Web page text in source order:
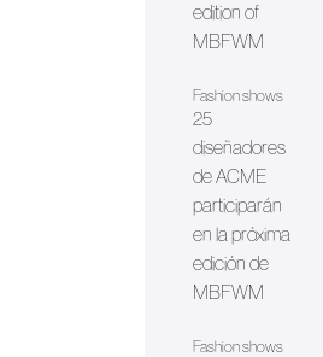
edition of
MBFWM
Fashion shows
25
diseñadores
de ACME
participarán
en la próxima
edición de
MBFWM
Fashion shows